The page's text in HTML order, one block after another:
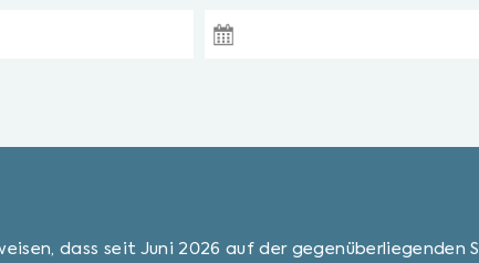
dass seit Juni 2026 auf der gegenüberliegenden